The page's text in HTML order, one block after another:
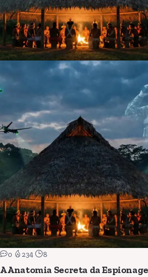
0 234 8
A Anatomia Secreta da